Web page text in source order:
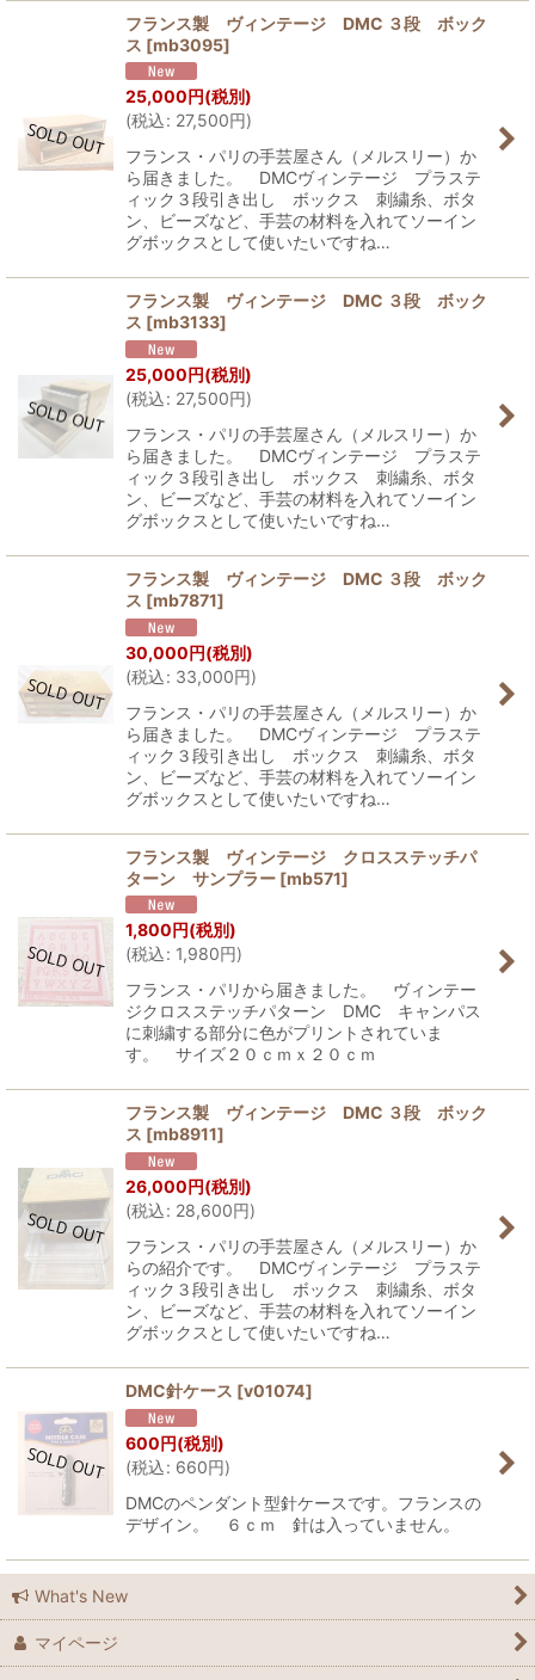
フランス製 ヴィンテージ DMC ３段 ボック
ス [mb3095]
25,000円(税別)
(税込: 27,500円)
フランス・パリの手芸屋さん（メルスリー）か
ら届きました。 DMCヴィンテージ プラステ
ィック３段引き出し ボックス 刺繍糸、ボタ
ン、ビーズなど、手芸の材料を入れてソーイン
グボックスとして使いたいですね…
フランス製 ヴィンテージ DMC ３段 ボック
ス [mb3133]
25,000円(税別)
(税込: 27,500円)
フランス・パリの手芸屋さん（メルスリー）か
ら届きました。 DMCヴィンテージ プラステ
ィック３段引き出し ボックス 刺繍糸、ボタ
ン、ビーズなど、手芸の材料を入れてソーイン
グボックスとして使いたいですね…
フランス製 ヴィンテージ DMC ３段 ボック
ス [mb7871]
30,000円(税別)
(税込: 33,000円)
フランス・パリの手芸屋さん（メルスリー）か
ら届きました。 DMCヴィンテージ プラステ
ィック３段引き出し ボックス 刺繍糸、ボタ
ン、ビーズなど、手芸の材料を入れてソーイン
グボックスとして使いたいですね…
フランス製 ヴィンテージ クロスステッチパ
ターン サンプラー [mb571]
1,800円(税別)
(税込: 1,980円)
フランス・パリから届きました。 ヴィンテー
ジクロスステッチパターン DMC キャンパス
に刺繍する部分に色がプリントされていま
す。 サイズ２０ｃｍｘ２０ｃｍ
フランス製 ヴィンテージ DMC ３段 ボック
ス [mb8911]
26,000円(税別)
(税込: 28,600円)
フランス・パリの手芸屋さん（メルスリー）か
らの紹介です。 DMCヴィンテージ プラステ
ィック３段引き出し ボックス 刺繍糸、ボタ
ン、ビーズなど、手芸の材料を入れてソーイン
グボックスとして使いたいですね…
DMC針ケース [v01074]
600円(税別)
(税込: 660円)
DMCのペンダント型針ケースです。フランスの
デザイン。 ６ｃｍ 針は入っていません。
What's New
マイページ